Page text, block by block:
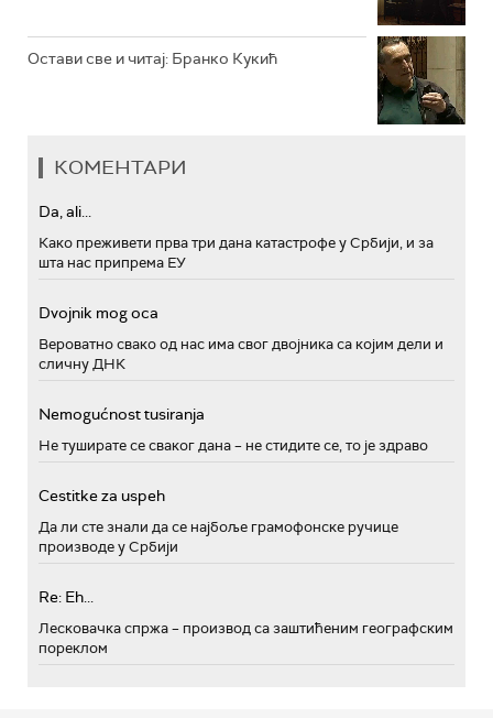
Остави све и читај: Бранко Кукић
КОМЕНТАРИ
Da, ali...
Како преживети прва три дана катастрофе у Србији, и за
шта нас припрема ЕУ
Dvojnik mog oca
Вероватно свако од нас има свог двојника са којим дели и
сличну ДНК
Nemogućnost tusiranja
Не туширате се сваког дана – не стидите се, то је здраво
Cestitke za uspeh
Да ли сте знали да се најбоље грамофонске ручице
производе у Србији
Re: Eh...
Лесковачка спржа – производ са заштићеним географским
пореклом